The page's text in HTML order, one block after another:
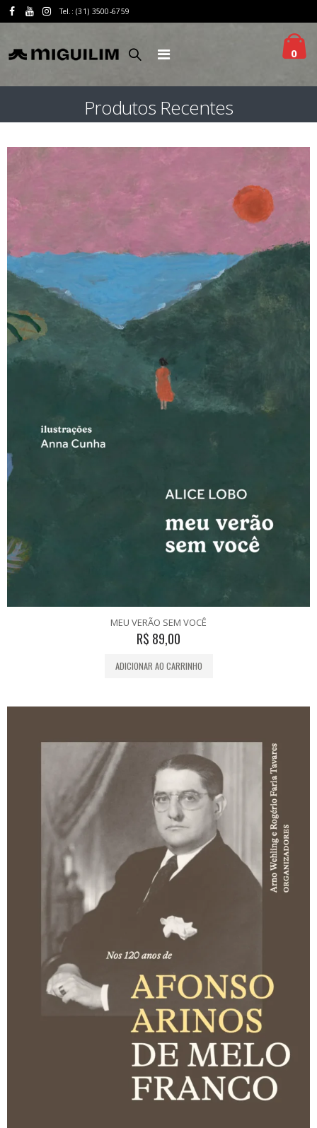
Tel.: (31) 3500-6759
0
Produtos Recentes
MEU VERÃO SEM VOCÊ
R$ 89,00
ADICIONAR AO CARRINHO